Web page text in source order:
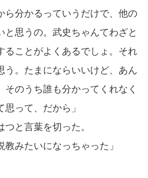
ら分かるっていうだけで、他の
と思うの。武史ちゃんてわざと
ることがよくあるでしょ。それ
う。たまにならいいけど、あん
そのうち誰も分かってくれなく
って、だから」
と言葉を切った。
教みたいになっちゃった」